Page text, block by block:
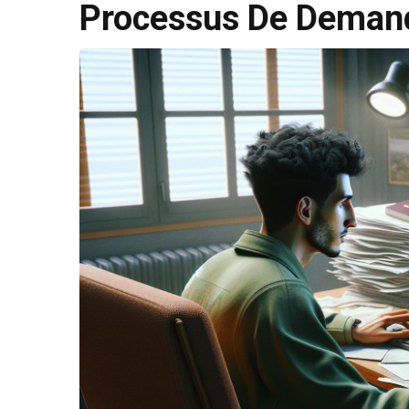
Processus De